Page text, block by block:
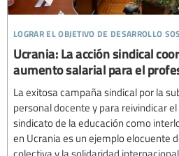
lograr el objetivo de desarrollo
Ucrania: La acción sindical
aumento salarial para el
La exitosa campaña sindical por la
personal docente y para reivindicar
sindicato de la educación como
en Ucrania es un ejemplo elocuente